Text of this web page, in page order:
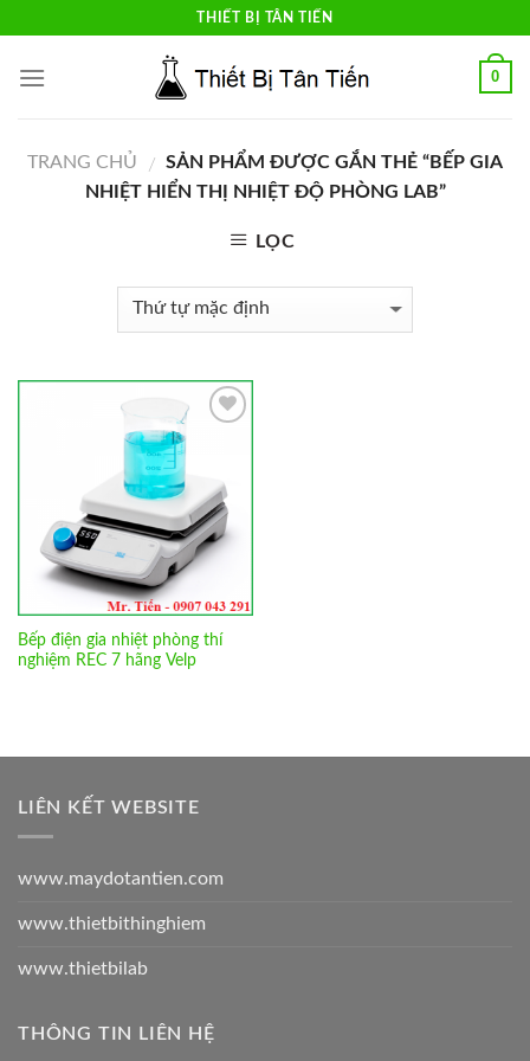
content
THIẾT BỊ TÂN TIẾN
0
TRANG CHỦ / SẢN PHẨM ĐƯỢC GẮN THẺ “BẾP GIA
NHIỆT HIỂN THỊ NHIỆT ĐỘ PHÒNG LAB”
LỌC
Bếp điện gia nhiệt phòng thí
nghiệm REC 7 hãng Velp
LIÊN KẾT WEBSITE
www.maydotantien.com
www.thietbithinghiem
www.thietbilab
THÔNG TIN LIÊN HỆ